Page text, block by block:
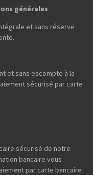
générales
et sans réserve
et sans escompte à la
sécurisé par carte
sécurisé de notre
bancaire vous
par carte bancaire